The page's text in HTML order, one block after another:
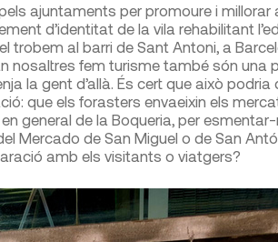
ajuntaments per promoure i millorar
d’identitat de la vila rehabilitant
trobem al barri de Sant Antoni, a
nosaltres fem turisme també són una
la gent d’allà. És cert que això podria
que els forasters envaeixin els
general de la Boqueria, per
Mercado de San Miguel o de San
amb els visitants o viatgers?